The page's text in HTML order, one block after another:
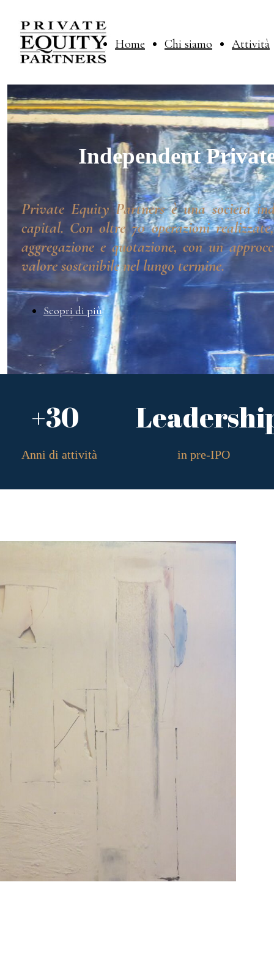
Home Chi siamo Attività
Independent
Private Equity Partners è una società
capital. Con oltre 70 operazioni
aggregazione e quotazione, con un
valore sostenibile nel lungo termine.
Scopri di più
+30
in pre-IPO
Anni di attività